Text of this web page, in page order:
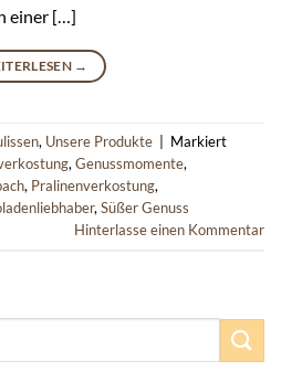
einer […]
→
, Unsere Produkte
Markiert
,Genussmomente,
, Pralinenverkostung,
,Süßer Genuss
Hinterlasse einen Kommentar